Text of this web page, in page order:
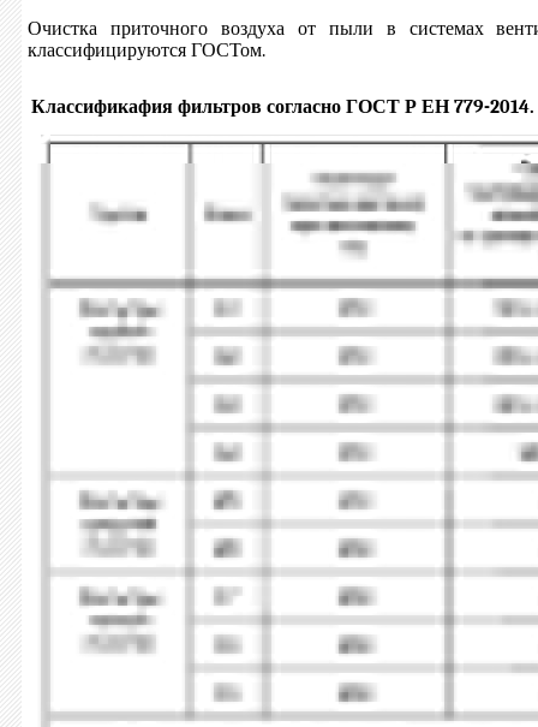
Очистка приточного воздуха от пыли в системах
классифицируются ГОСТом.
Классификафия фильтров согласно ГОСТ Р ЕН 779-2014.